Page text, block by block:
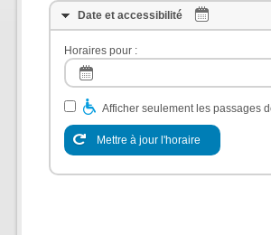
Date et accessibilité
Horaires pour :
Afficher seulement les passages
Mettre à jour l'horaire